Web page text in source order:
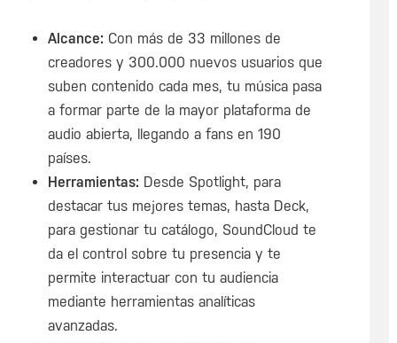
Alcance: Con más de 33 millones de
creadores y 300.000 nuevos usuarios que
suben contenido cada mes, tu música pasa
a formar parte de la mayor plataforma de
audio abierta, llegando a fans en 190
países.
Herramientas: Desde Spotlight, para
destacar tus mejores temas, hasta Deck,
para gestionar tu catálogo, SoundCloud te
da el control sobre tu presencia y te
permite interactuar con tu audiencia
mediante herramientas analíticas
avanzadas.